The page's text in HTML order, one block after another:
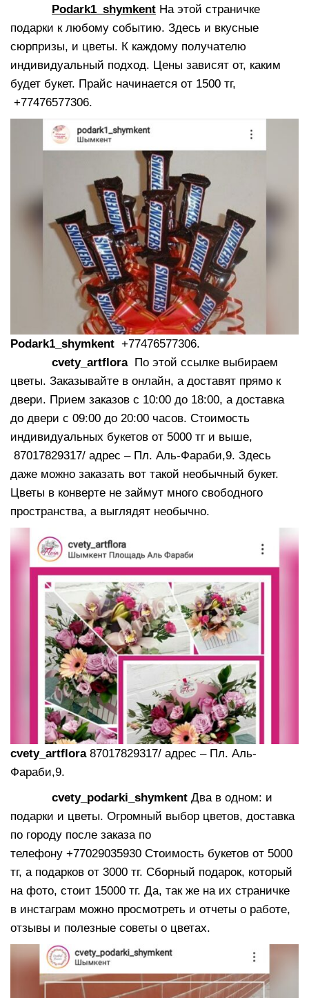
Podark1_shymkent На этой страничке
подарки к любому событию. Здесь и вкусные
сюрпризы, и цветы. К каждому получателю
индивидуальный подход. Цены зависят от, каким
будет букет. Прайс начинается от 1500 тг,
+77476577306.
Podark1_shymkent +77476577306.
cvety_artfloraПо этой ссылке выбираем
цветы. Заказывайте в онлайн, а доставят прямо к
двери. Прием заказов с 10:00 до 18:00, а доставка
до двери с 09:00 до 20:00 часов. Стоимость
индивидуальных букетов от 5000 тг и выше,
87017829317/ адрес – Пл. Аль-Фараби,9. Здесь
даже можно заказать вот такой необычный букет.
Цветы в конверте не займут много свободного
пространства, а выглядят необычно.
cvety_artflora87017829317/ адрес – Пл. Аль-
Фараби,9.
cvety_podarki_shymkent Два в одном: и
подарки и цветы. Огромный выбор цветов, доставка
по городу после заказа по
телефону +77029035930 Стоимость букетов от 5000
тг, а подарков от 3000 тг. Сборный подарок, который
на фото, стоит 15000 тг. Да, так же на их страничке
в инстаграм можно просмотреть и отчеты о работе,
отзывы и полезные советы о цветах.